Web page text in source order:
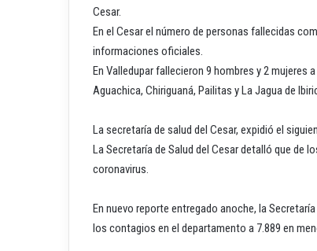
Cesar.
En el Cesar el número de personas fallecidas
informaciones oficiales.
En Valledupar fallecieron 9 hombres y 2 mujeres
Aguachica, Chiriguaná, Pailitas y La Jagua de
La secretaría de salud del Cesar, expidió el
La Secretaría de Salud del Cesar detalló que de
coronavirus.
En nuevo reporte entregado anoche, la
los contagios en el departamento a 7.889 en